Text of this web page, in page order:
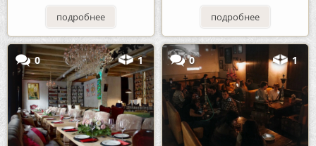
подробнее подробнее
0 1 0 1